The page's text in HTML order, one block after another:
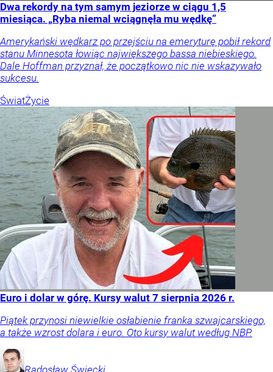
Dwa rekordy na tym samym jeziorze w ciągu 1,5
miesiąca. „Ryba niemal wciągnęła mu wędkę”
Amerykański wędkarz po przejściu na emeryturę pobił rekord
stanu Minnesota łowiąc największego bassa niebieskiego.
Dale Hoffman przyznał, że początkowo nic nie wskazywało
sukcesu.
ŚwiatŻycie
Euro i dolar w górę. Kursy walut 7 sierpnia 2026 r.
Piątek przynosi niewielkie osłabienie franka szwajcarskiego,
a także wzrost dolara i euro. Oto kursy walut według NBP.